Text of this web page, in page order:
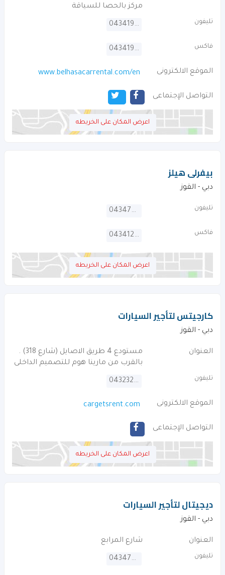
مركز بالحصا للسياقة
تليفون 043419497
فاكس 043419498
الموقع الالكترونى www.belhasacarrental.com/en
التواصل الإجتماعى
اعرض المكان على الخريطه
بيفرلى هيلز
دبي - القوز
تليفون 043479828
فاكس 043412342
اعرض المكان على الخريطه
كارجيتس لتأجير السيارات
دبي - القوز
العنوان
مستودع 4 طريق الاصايل (شارع 318) .
بالقرب من مارينا هوم للتصميم الداخلى
تليفون 043232066
الموقع الالكترونى cargetsrent.com
التواصل الإجتماعى
اعرض المكان على الخريطه
ديجيتال لتأجير السيارات
دبي - القوز
العنوان شارع المرابع
تليفون 043475538